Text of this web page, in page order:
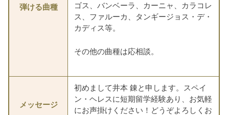
弾ける曲種
ゴス、バンベーラ、カーニャ、カラコレ
ス、ファルーカ、タンギージョス・デ・
カディス等。
その他の曲種は応相談。
メッセージ
初めまして井本 錬と申します。スペイ
ン・ヘレスに短期留学経験あり、お気軽
にお声掛けください！どうぞよろしくお